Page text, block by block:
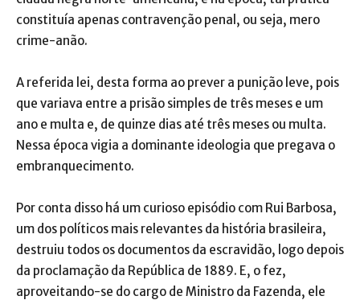
constituía apenas contravenção penal, ou seja, mero
crime-anão.
A referida lei, desta forma ao prever a punição leve, pois
que variava entre a prisão simples de três meses e um
ano e multa e, de quinze dias até três meses ou multa.
Nessa época vigia a dominante ideologia que pregava o
embranquecimento.
Por conta disso há um curioso episódio com Rui Barbosa,
um dos políticos mais relevantes da história brasileira,
destruiu todos os documentos da escravidão, logo depois
da proclamação da República de 1889. E, o fez,
aproveitando-se do cargo de Ministro da Fazenda, ele